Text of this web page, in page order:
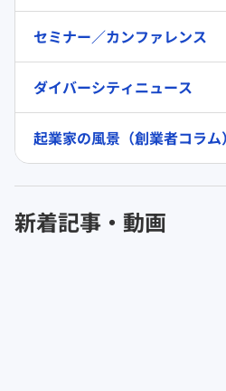
セミナー／カンファレンス
ダイバーシティニュース
起業家の風景（創業者コラム）
新着記事・動画